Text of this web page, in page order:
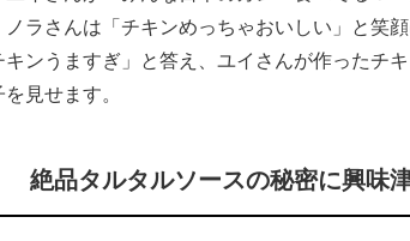
ラさんは「チキンめっちゃおいしい」と笑
ンうますぎ」と答え、ユイさんが作ったチキ
見せます。
絶品タルタルソースの秘密に興味